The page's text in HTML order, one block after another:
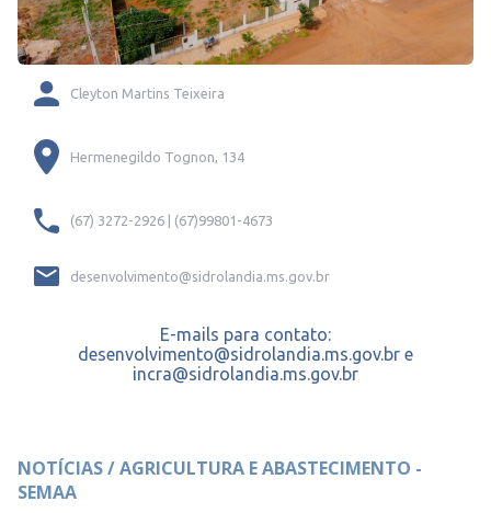
Cleyton Martins Teixeira
Hermenegildo Tognon, 134
(67) 3272-2926 | (67)99801-4673
desenvolvimento@sidrolandia.ms.gov.br
E-mails para contato:
desenvolvimento@sidrolandia.ms.gov.br e
incra@sidrolandia.ms.gov.br
NOTÍCIAS / AGRICULTURA E ABASTECIMENTO -
SEMAA